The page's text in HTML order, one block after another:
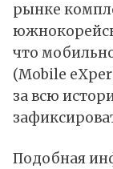
рынке
что
(Mobile
за всю
Подобная